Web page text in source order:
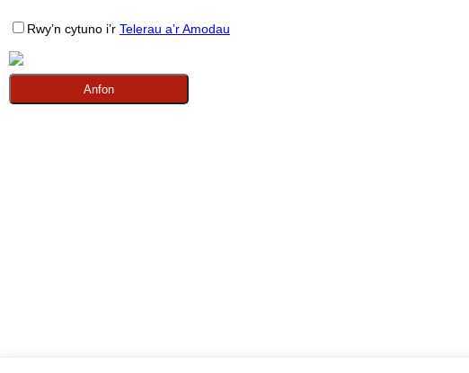
Rwy’n cytuno i’r Telerau a’r Amodau